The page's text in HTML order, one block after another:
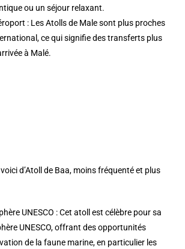
ou un séjour relaxant.
: Les Atolls de Male sont plus proches
ce qui signifie des transferts plus
à Malé.
d’Atoll de Baa, moins fréquenté et plus
UNESCO : Cet atoll est célèbre pour sa
UNESCO, offrant des opportunités
de la faune marine, en particulier les